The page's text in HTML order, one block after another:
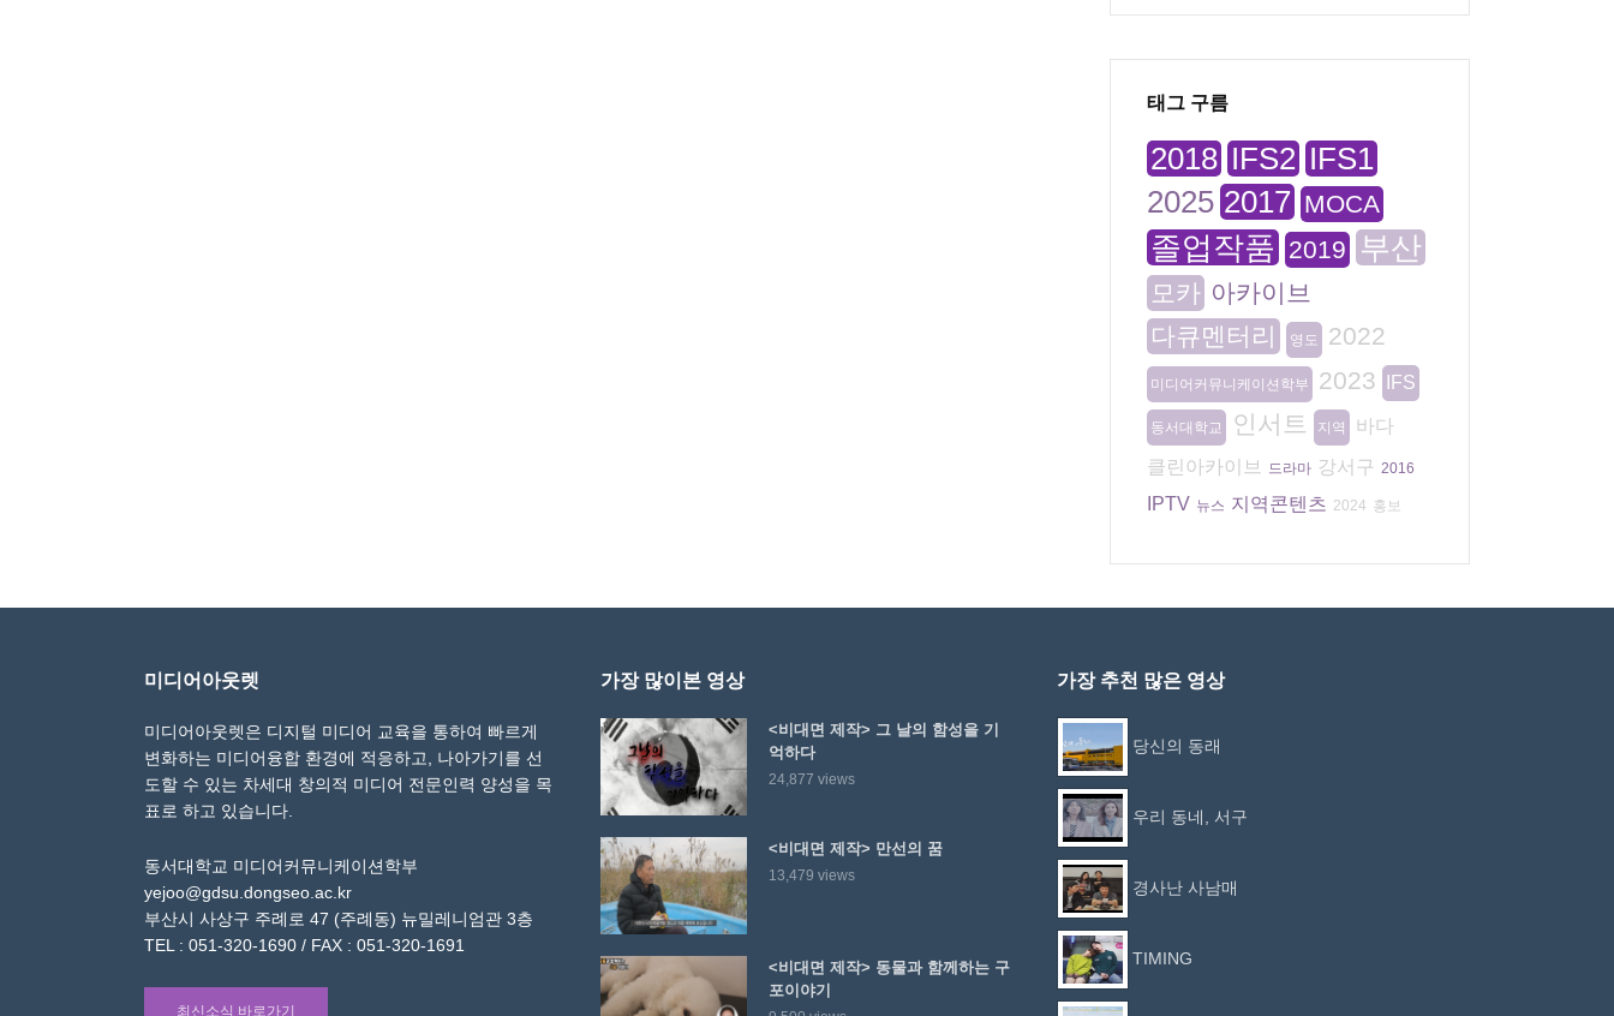
태그 구름
2018 IFS2 IFS1
2025 2017 MOCA
졸업작품 2019 부산
모카 아카이브
다큐멘터리
영도 2022
미디어커뮤니케이션학부 2023 IFS
동서대학교 인서트 지역
바다
클린아카이브
드라마 강서구 2016
IPTV 뉴스 지역콘텐츠 2024 홍보
미디어아웃렛
미디어아웃렛은 디지털 미디어 교육을 통하여 빠르게
변화하는 미디어융합 환경에 적응하고, 나아가기를 선
도할 수 있는 차세대 창의적 미디어 전문인력 양성을 목
표로 하고 있습니다.
동서대학교 미디어커뮤니케이션학부
yejoo@gdsu.dongseo.ac.kr
부산시 사상구 주례로 47 (주례동) 뉴밀레니엄관 3층
TEL : 051-320-1690 / FAX : 051-320-1691
최신소식 바로가기
가장 많이본 영상
<비대면 제작> 그 날의 함성을 기
억하다
24,877 views
<비대면 제작> 만선의 꿈
13,479 views
<비대면 제작> 동물과 함께하는 구
포이야기
가장 추천 많은 영상
당신의 동래
우리 동네, 서구
경사난 사남매
TIMING